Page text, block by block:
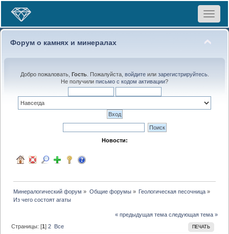
Toggle
Форум о камнях и минералах
Добро пожаловать, Гость. Пожалуйста, войдитеили зарегистрируйтесь.
Не получили письмо с кодом активации?
Новости:
Минералогический форум » Общие форумы» Геологическая песочница»
Из чего состоят агаты
« предыдущая тема следующая тема »
ПЕЧАТЬ
Страницы: [1]2 Все